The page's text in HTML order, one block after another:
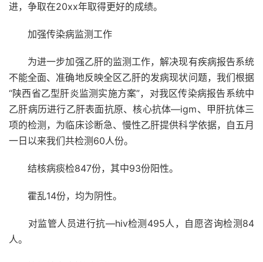
进，争取在20xx年取得更好的成绩。
加强传染病监测工作
为进一步加强乙肝的监测工作，解决现有疾病报告系统
不能全面、准确地反映全区乙肝的发病现状问题，我们根据
“陕西省乙型肝炎监测实施方案”，对我区传染病报告系统中
乙肝病历进行乙肝表面抗原、核心抗体—igm、甲肝抗体三
项的检测，为临床诊断急、慢性乙肝提供科学依据，自五月
一日以来我们共检测60人份。
结核病痰检847份，其中93份阳性。
霍乱14份，均为阴性。
对监管人员进行抗—hiv检测495人，自愿咨询检测84
人。